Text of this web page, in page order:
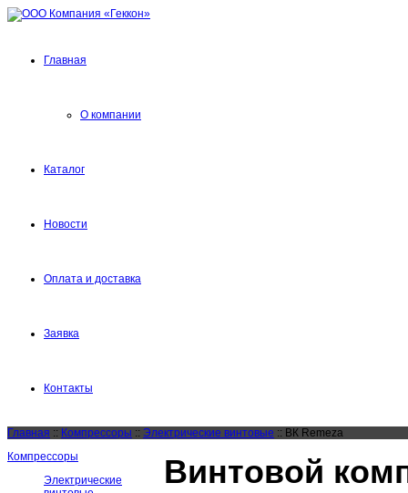
Главная
О компании
Каталог
Новости
Оплата и доставка
Заявка
Контакты
Главная :: Компрессоры :: Электрические винтовые :: ВК Remeza
Компрессоры
Электрические
Винтовой